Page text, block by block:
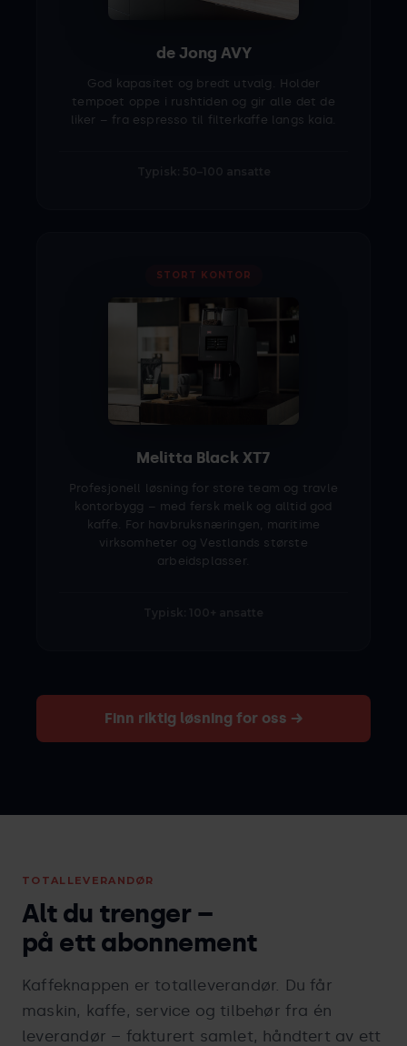
de Jong AVY
God kapasitet og bredt utvalg. Holder
tempoet oppe i rushtiden og gir alle det de
liker – fra espresso til filterkaffe langs kaia.
STORT KONTOR
Melitta Black XT7
Profesjonell løsning for store team og travle
kontorbygg – med fersk melk og alltid god
kaffe. For havbruksnæringen, maritime
virksomheter og Vestlands største
arbeidsplasser.
Finn riktig løsning for oss →
TOTALLEVERANDØR
Alt du trenger –
på ett abonnement
Kaffeknappen er totalleverandør. Du får
maskin, kaffe, service og tilbehør fra én
leverandør – fakturert samlet, håndtert av ett